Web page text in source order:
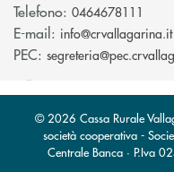
Telefono: 0464678111
E-mail: info@crvallagarina.it
PEC:
© 2026 Cassa Rurale
società cooperativa -
Centrale Banca · P.Iva